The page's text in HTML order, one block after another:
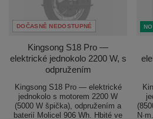
DOČASNĚ NEDOSTUPNÉ
Kingsong S18 Pro —
elektrické jednokolo 2200 W, s
odpružením
Kingsong S18 Pro — elektrické
jednokolo s motorem 2200 W
(5000 W špička), odpružením a
baterií Molicel 906 Wh. Hbité ve